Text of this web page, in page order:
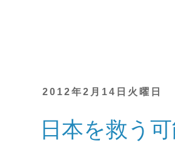
2012年2月14日火曜日
日本を救う